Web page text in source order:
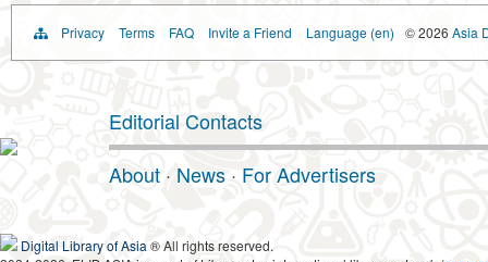
Privacy Terms FAQ Invite a Friend Language (en) © 2026 Asia
Editorial Contacts
About · News · For Advertisers
Digital Library of Asia ® All rights reserved.